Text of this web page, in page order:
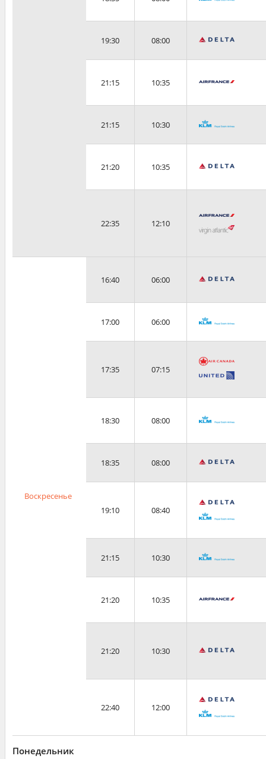
19:30 08:00
21:15 10:35
21:15 10:30
21:20 10:35
22:35 12:10
Воскресенье
16:40 06:00
17:00 06:00
17:35 07:15
18:30 08:00
18:35 08:00
19:10 08:40
21:15 10:30
21:20 10:35
21:20 10:30
22:40 12:00
Понедельник